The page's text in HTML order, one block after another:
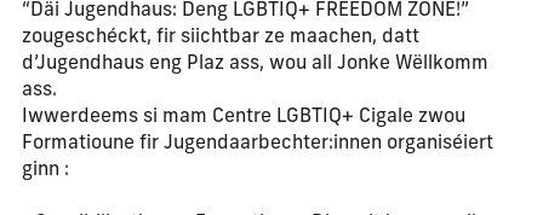
“Däi Jugendhaus: Deng LGBTIQ+ FREEDOM ZONE!”
zougeschéckt, fir siichtbar ze maachen, datt
d’Jugendhaus eng Plaz ass, wou all Jonke Wëllkomm
ass.
Iwwerdeems si mam Centre LGBTIQ+ Cigale zwou
Formatioune fir Jugendaarbechter:innen organiséiert
ginn :